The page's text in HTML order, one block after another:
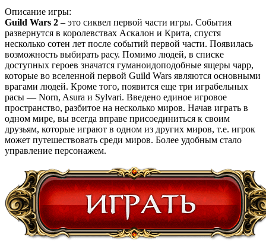
Описание игры:
Guild Wars 2 – это сиквел первой части игры. События
развернутся в королевствах Аскалон и Крита, спустя
несколько сотен лет после событий первой части. Появилась
возможность выбирать расу. Помимо людей, в списке
доступных героев значатся гуманоидоподобные ящеры чарр,
которые во вселенной первой Guild Wars являются основными
врагами людей. Кроме того, появится еще три играбельных
расы — Norn, Asura и Sylvari. Введено единое игровое
пространство, разбитое на несколько миров. Начав играть в
одном мире, вы всегда вправе присоединиться к своим
друзьям, которые играют в одном из других миров, т.е. игрок
может путешествовать среди миров. Более удобным стало
управление персонажем.